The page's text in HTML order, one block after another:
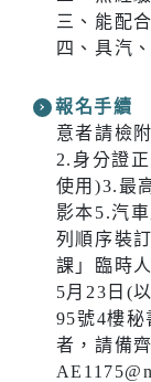
三、能配
四、具汽
報名手續
意者請檢
2.身分證
使用)3.最
影本5.汽
列順序裝
課」臨時
5月23日(
95號4樓秘
者，請備